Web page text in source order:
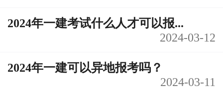
2024年一建考试什么人才可以报...
2024-03-12
2024年一建可以异地报考吗？
2024-03-11